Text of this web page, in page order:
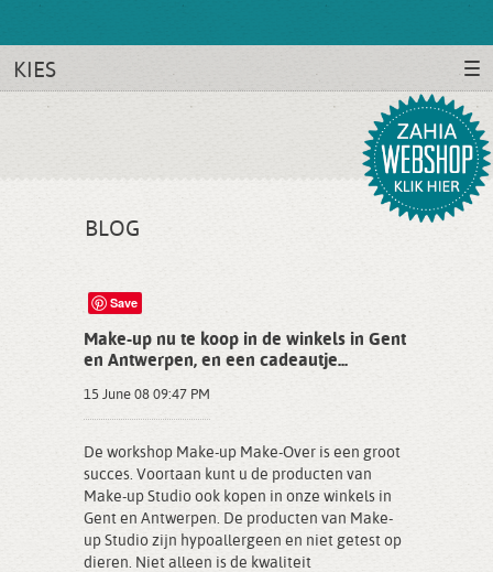
KIES
BLOG
Save
Make-up nu te koop in de winkels in Gent
en Antwerpen, en een cadeautje...
15 June 08 09:47 PM
De workshop Make-up Make-Over is een groot
succes. Voortaan kunt u de producten van
Make-up Studio ook kopen in onze winkels in
Gent en Antwerpen. De producten van Make-
up Studio zijn hypoallergeen en niet getest op
dieren. Niet alleen is de kwaliteit